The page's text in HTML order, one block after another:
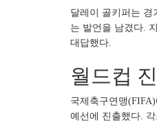
달레이 골키퍼는 경
는 발언을 남겼다.
대답했다.
월드컵
국제축구연맹
예선에 진출했다.